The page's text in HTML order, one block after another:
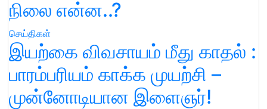
நிலை என்ன..?
செய்திகள்
இயற்கை விவசாயம் மீது காதல் :
பாரம்பரியம் காக்க முயற்சி –
முன்னோடியான இளைஞர்!